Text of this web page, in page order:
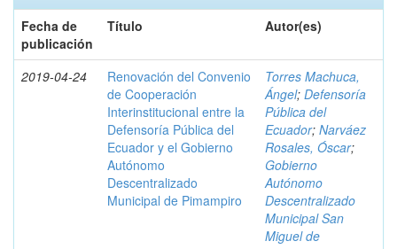
Fecha de
publicación
Título Autor(es)
2019-04-24
Renovación del Convenio
de Cooperación
Interinstitucional entre la
Defensoría Pública del
Ecuador y el Gobierno
Autónomo
Descentralizado
Municipal de Pimampiro
Torres Machuca,
Ángel; Defensoría
Pública del
Ecuador; Narváez
Rosales, Óscar;
Gobierno
Autónomo
Descentralizado
Municipal San
Miguel de